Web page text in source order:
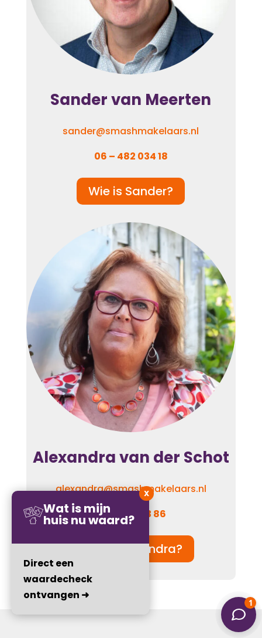
Sander van Meerten
sander@smashmakelaars.nl
06 – 482 034 18
Wie is Sander?
Alexandra van der Schot
alexandra@smashmakelaars.nl
06 – 110 923 86
Wie is Alexandra?
Wat is mijn
huis nu waard?
Direct een
waardecheck
ontvangen ➜
X